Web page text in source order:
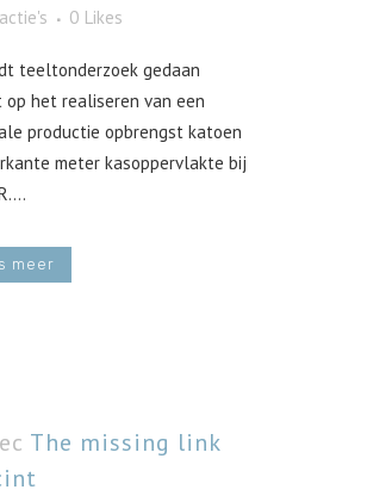
0 Likes
teeltonderzoek gedaan
op het realiseren van een
productie opbrengst katoen
meter kasoppervlakte bij
meer
The missing link